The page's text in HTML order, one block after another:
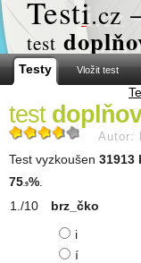
Testi.cz
test
Testy Vložit test
test
Autor:
Test vyzkoušen 31913
75 .9%
brz_čko
i
í